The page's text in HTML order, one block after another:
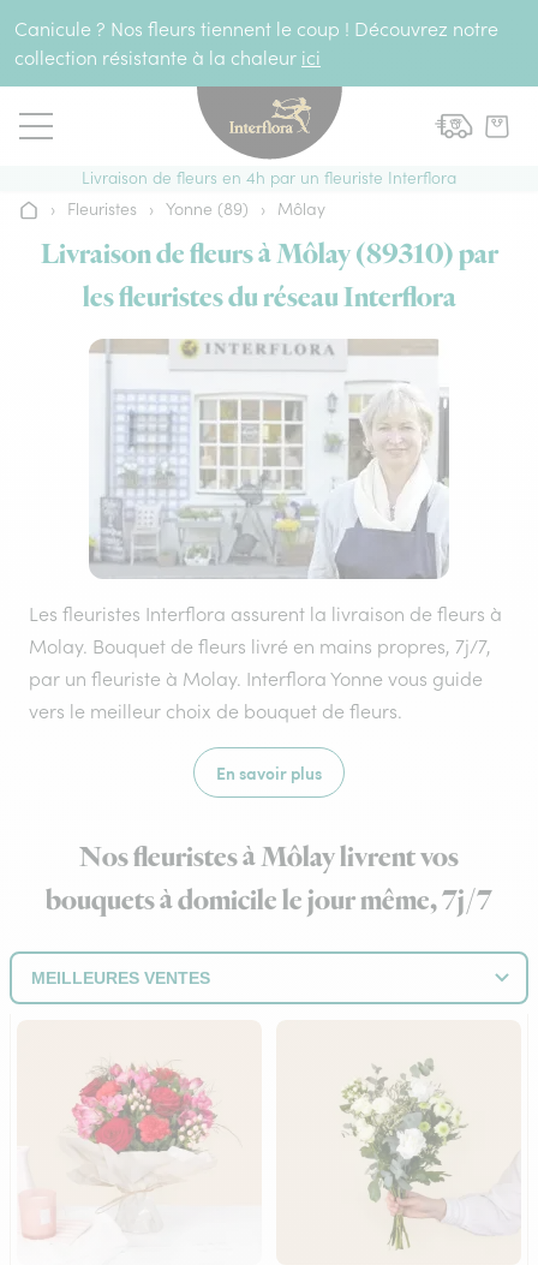
Canicule ? Nos fleurs tiennent le coup ! Découvrez notre
collection résistante à la chaleur ici
Livraison de fleurs en 4h par un fleuriste Interflora
Accueil
› Fleuristes › Yonne (89) › Môlay
Livraison de fleurs à Môlay (89310) par
les fleuristes du réseau Interflora
Les fleuristes Interflora assurent la livraison de fleurs à
Molay. Bouquet de fleurs livré en mains propres, 7j/7,
par un fleuriste à Molay. Interflora Yonne vous guide
vers le meilleur choix de bouquet de fleurs.
En savoir plus
Nos fleuristes à Môlay livrent vos
bouquets à domicile le jour même, 7j/7